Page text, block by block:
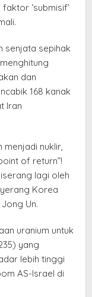
‘submisif’
senjata sepihak
dan
168 kanak
Iran
menjadi nuklir,
of return”!
lagi oleh
Korea
Un.
uranium untuk
yang
lebih tinggi
AS-Israel di